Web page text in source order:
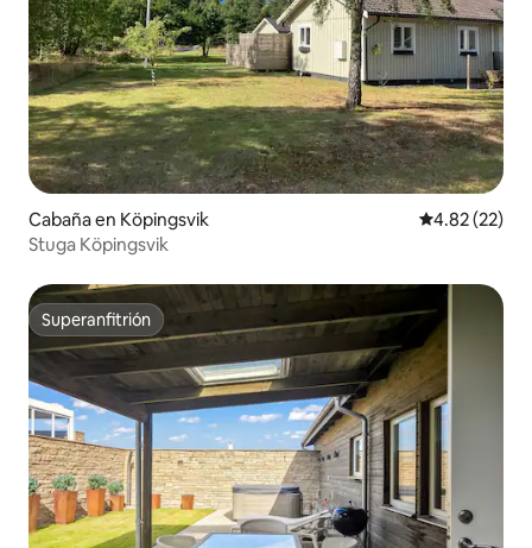
Cabaña en Köpingsvik Calificación
4.82 (22)
Stuga Köpingsvik
Superanfitrión
Superanfitrión